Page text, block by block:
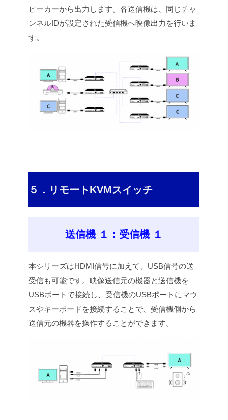
ピーカーから出力します。各送信機は、同じチャ
ンネルIDが設定された受信機へ映像出力を行いま
す。
５．リモートKVMスイッチ
送信機 １：受信機 １
本シリーズはHDMI信号に加えて、USB信号の送
受信も可能です。映像送信元の機器と送信機を
USBポートで接続し、受信機のUSBポートにマウ
スやキーボードを接続することで、受信機側から
送信元の機器を操作することができます。